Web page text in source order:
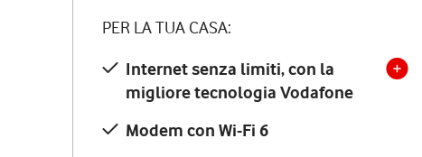
PER LA TUA CASA:
Internet senza limiti, con la
migliore tecnologia Vodafone
Modem con Wi-Fi 6